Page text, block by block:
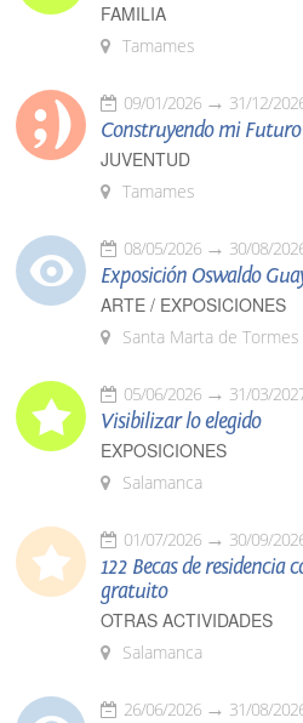
FAMILIA
Tamames
09/01/2026 31/12/
Construyendo mi Futuro
JUVENTUD
Tamames
08/05/2026 30/08/
Exposición Oswaldo
ARTE / EXPOSICIONES
Santa Marta de Tormes
05/06/2026 31/03/
Visibilizar lo elegido
EXPOSICIONES
Salamanca
01/07/2026 30/09/
122 Becas de
gratuito
OTRAS ACTIVIDADES
Salamanca
26/06/2026 31/08/